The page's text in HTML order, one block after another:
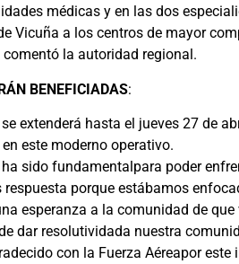
médicas y en las dos
Vicuña a los centros de mayor
la autoridad regional.
BENEFICIADAS:
extenderá hasta el jueves 27 de
este moderno operativo.
sido fundamentalpara poder
porque estábamos
esperanza a la comunidad de
dar resolutividada nuestra
con la Fuerza Aéreapor